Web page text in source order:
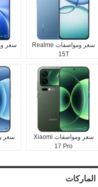
سعر ومواصفات Realme
15T
سعر ومواصفات Xiaomi
17 Pro
الماركات